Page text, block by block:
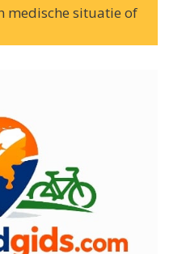
medische situatie of